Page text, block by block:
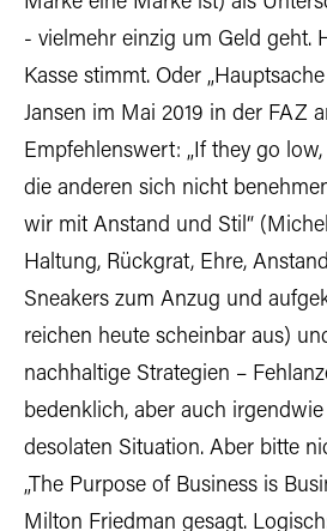
- vielmehr einzig um Geld geht.
Kasse stimmt. Oder
Jansen im Mai 2019 in der FAZ
Empfehlenswert: „If they go
die anderen sich nicht
wir mit Anstand und Stil“
Haltung, Rückgrat, Ehre,
Sneakers zum Anzug und
reichen heute scheinbar aus)
nachhaltige Strategien –
bedenklich, aber auch
desolaten Situation. Aber bitte
„The Purpose of Business is
Milton Friedman gesagt.